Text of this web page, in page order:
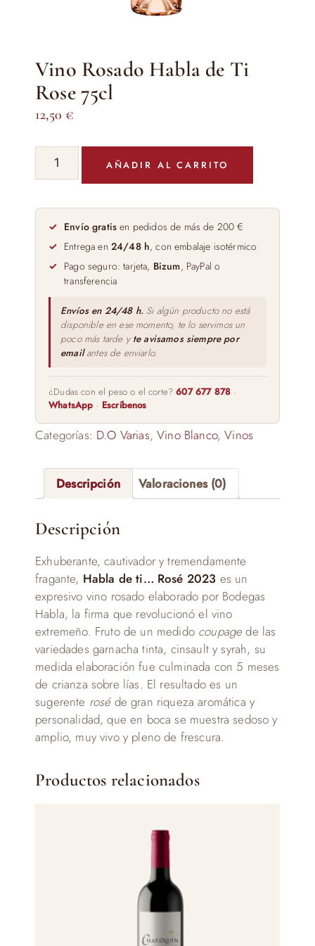
Vino Rosado Habla de Ti
Rose 75cl
12,50 €
Vino
Rosado
de
Rose
75cl
cantidad
AÑADIR AL CARRITO
Envío gratis en pedidos de más de 200 €
Entrega en 24/48 h, con embalaje isotérmico
Pago seguro: tarjeta, Bizum, PayPal o
transferencia
Envíos en 24/48 h. Si algún producto no está
disponible en ese momento, te lo servimos un
poco más tarde y te avisamos siempre por
emailantes de enviarlo.
¿Dudas con el peso o el corte?607 677 878 ·
WhatsApp · Escríbenos
Categorías: D.O Varias,Vino Blanco,Vinos
Descripción Valoraciones (0)
Descripción
Exhuberante, cautivador y tremendamente
fragante, Habla de ti… Rosé 2023 es un
expresivo vino rosado elaborado por Bodegas
Habla, la firma que revolucionó el vino
extremeño. Fruto de un medido coupagede las
variedades garnacha tinta, cinsault y syrah, su
medida elaboración fue culminada con 5 meses
de crianza sobre lías. El resultado es un
sugerente roséde gran riqueza aromática y
personalidad, que en boca se muestra sedoso y
amplio, muy vivo y pleno de frescura.
Productos relacionados